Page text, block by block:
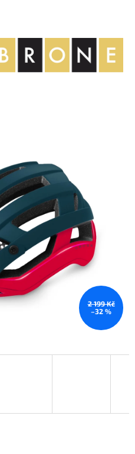
2 199 Kč
–32 %